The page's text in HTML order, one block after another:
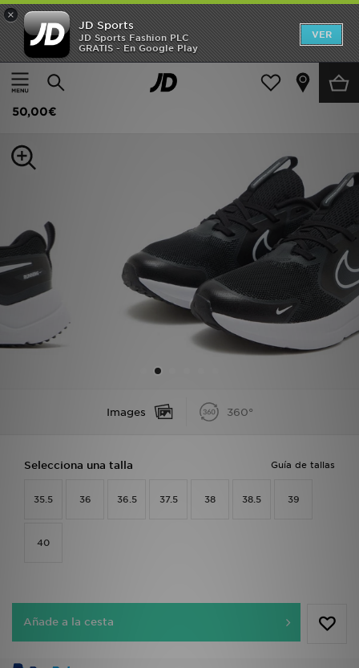
×
JD Sports
JD Sports Fashion PLC
GRATIS - En Google Play
VER
Página principal
Niños
Nike Cosmic Runner Junior
50,00€
Images 360°
Guía de tallas
Selecciona una talla
35.5 36 36.5 37.5 38 38.5 39
40
Añade a la cesta
Hombre
Mujer
Estilo
Deportes & Fitness